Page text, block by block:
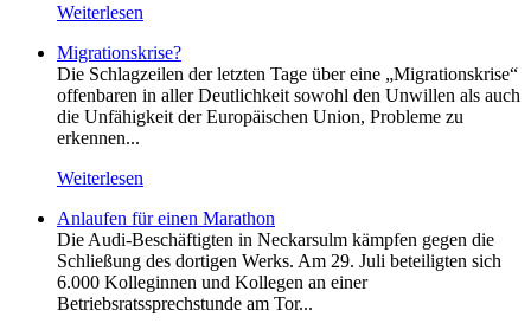
Weiterlesen
Migrationskrise?
Die Schlagzeilen der letzten Tage über eine „Migrationskrise“
offenbaren in aller Deutlichkeit sowohl den Unwillen als auch
die Unfähigkeit der Europäischen Union, Probleme zu
erkennen...
Weiterlesen
Anlaufen für einen Marathon
Die Audi-Beschäftigten in Neckarsulm kämpfen gegen die
Schließung des dortigen Werks. Am 29. Juli beteiligten sich
6.000 Kolleginnen und Kollegen an einer
Betriebsratssprechstunde am Tor...